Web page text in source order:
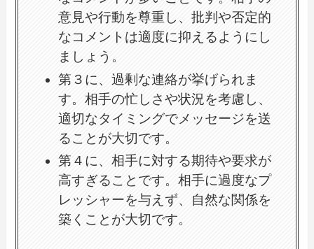
意見や行動を尊重し、批判や否定的
なコメントは適度に抑えるようにし
ましょう。
第３に、過剰な連絡が挙げられま
す。相手の忙しさや状況を考慮し、
適切なタイミングでメッセージを送
ることが大切です。
第４に、相手に対する期待や要求が
高すぎることです。相手に過度なプ
レッシャーを与えず、自然な関係を
築くことが大切です。